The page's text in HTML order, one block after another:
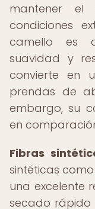
mantener el
condiciones
camello es
suavidad y
convierte en
prendas de
embargo, su
en
Fibras
sintéticas
una excelente
secado rápido